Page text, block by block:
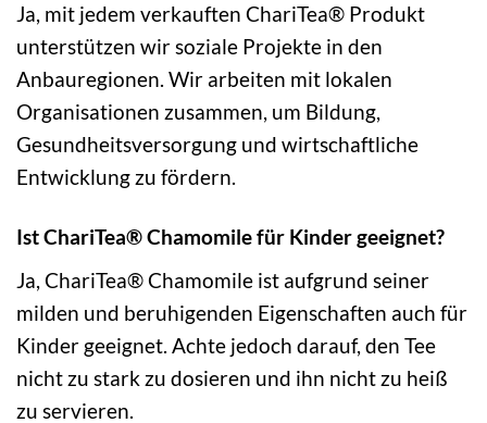
Ja, mit jedem verkauften ChariTea® Produkt
unterstützen wir soziale Projekte in den
Anbauregionen. Wir arbeiten mit lokalen
Organisationen zusammen, um Bildung,
Gesundheitsversorgung und wirtschaftliche
Entwicklung zu fördern.
Ist ChariTea® Chamomile für Kinder geeignet?
Ja, ChariTea® Chamomile ist aufgrund seiner
milden und beruhigenden Eigenschaften auch für
Kinder geeignet. Achte jedoch darauf, den Tee
nicht zu stark zu dosieren und ihn nicht zu heiß
zu servieren.